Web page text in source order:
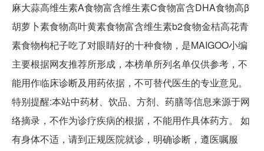
麻大蒜高维生素A食物富含维生素C食物富含DHA食物高β
胡萝卜素食物高叶黄素食物富含维生素b2食物金桔高花青
素食物枸杞子吃了对眼睛好的十种食物，是MAIGOO小编
主要根据网友推荐所形成，本榜单所列名单仅供参考，不
能用作临床诊断及用药依据，不可替代医生的专业意见。
特别提醒:本站中药材、饮品、方剂、药膳等信息来源于网
络摘录，不作为诊疗疾病的根据，不能用作具体药方。 如
有身体不适，请到正规医院就诊，明确诊断，遵医嘱服